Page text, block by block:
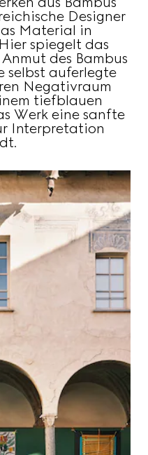
Designer
Material in
spiegelt das
des Bambus
selbst auferlegte
Negativraum
tiefblauen
Werk eine sanfte
Interpretation